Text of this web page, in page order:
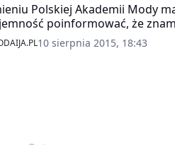
Polskiej Akademii Mody
poinformować, że
projektantów, którzy wezmą
o „Srebrną Pętelkę” –
10 sierpnia 2015, 18:43